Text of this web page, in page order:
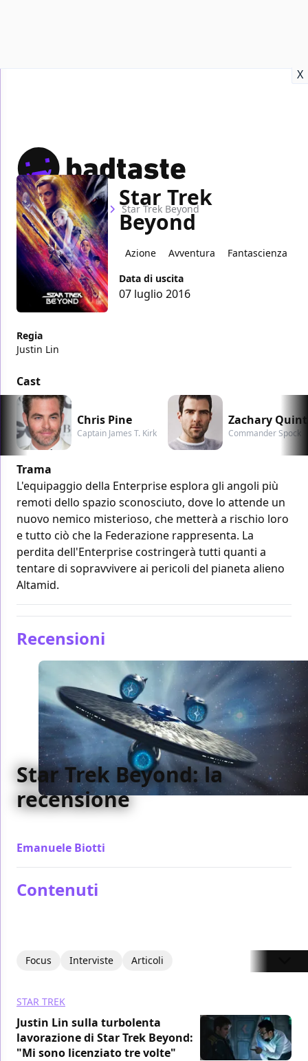
X
Home Film Star Trek Beyond
Star Trek
Beyond
Azione Avventura
Fantascienza
Data di uscita
07 luglio 2016
Regia
Justin Lin
Cast
Chris Pine
Captain James T. Kirk
Zachary
Commander Spock
Trama
L'equipaggio della Enterprise esplora gli angoli più
remoti dello spazio sconosciuto, dove lo attende un
nuovo nemico misterioso, che metterà a rischio loro
e tutto ciò che la Federazione rappresenta. La
perdita dell'Enterprise costringerà tutti quanti a
tentare di sopravvivere ai pericoli del pianeta alieno
Altamid.
Recensioni
Star Trek Beyond: la
recensione
Emanuele Biotti
Contenuti
Focus Interviste Articoli
STAR TREK
Justin Lin sulla turbolenta
lavorazione di Star Trek Beyond:
"Mi sono licenziato tre volte"